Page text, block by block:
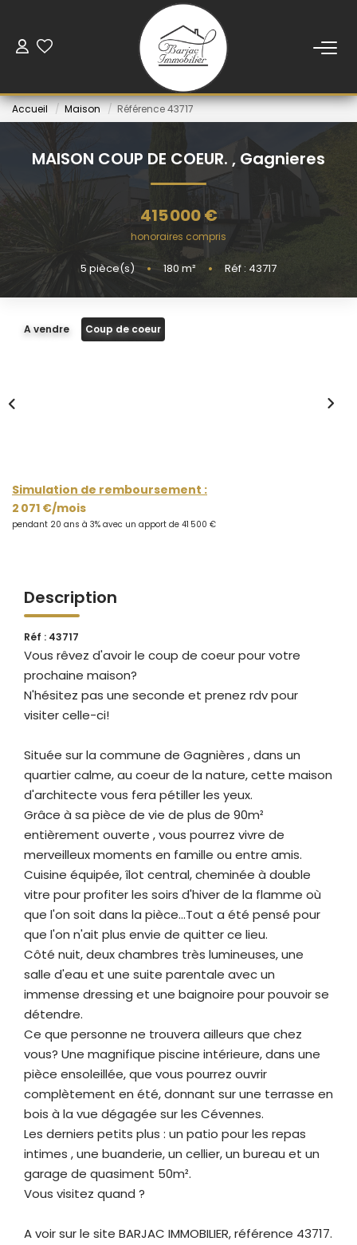
ACCUEIL
VENTE
VENDUS
NOS AGENCES
ESTIMATION
Accueil Maison Référence 43717
MAISON COUP DE COEUR. , Gagnieres
415 000 €
honoraires compris
5 pièce(s) • 180 m² • Réf : 43717
A vendre Coup de coeur
Simulation de remboursement :
2 071 €/mois
pendant 20 ans à 3% avec un apport de 41 500 €
Description
Réf : 43717
Vous rêvez d'avoir le coup de coeur pour votre
prochaine maison?
N'hésitez pas une seconde et prenez rdv pour
visiter celle-ci!
Située sur la commune de Gagnières , dans un
quartier calme, au coeur de la nature, cette maison
d'architecte vous fera pétiller les yeux.
Grâce à sa pièce de vie de plus de 90m²
entièrement ouverte , vous pourrez vivre de
merveilleux moments en famille ou entre amis.
Cuisine équipée, îlot central, cheminée à double
vitre pour profiter les soirs d'hiver de la flamme où
que l'on soit dans la pièce...Tout a été pensé pour
que l'on n'ait plus envie de quitter ce lieu.
Côté nuit, deux chambres très lumineuses, une
salle d'eau et une suite parentale avec un
immense dressing et une baignoire pour pouvoir se
détendre.
Ce que personne ne trouvera ailleurs que chez
vous? Une magnifique piscine intérieure, dans une
pièce ensoleillée, que vous pourrez ouvrir
complètement en été, donnant sur une terrasse en
bois à la vue dégagée sur les Cévennes.
Les derniers petits plus : un patio pour les repas
intimes , une buanderie, un cellier, un bureau et un
garage de quasiment 50m².
Vous visitez quand ?
A voir sur le site BARJAC IMMOBILIER, référence 43717.